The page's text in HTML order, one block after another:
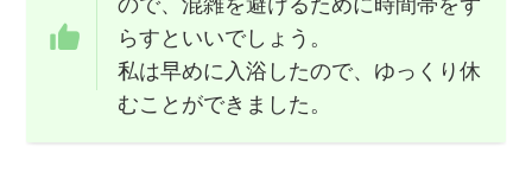
らすといいでしょう。
私は早めに入浴したので、ゆっくり休
むことができました。